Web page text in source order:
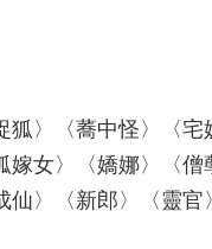
〉〈蕎中怪〉〈宅
女〉〈嬌娜〉〈僧
仙〉〈新郎〉〈靈